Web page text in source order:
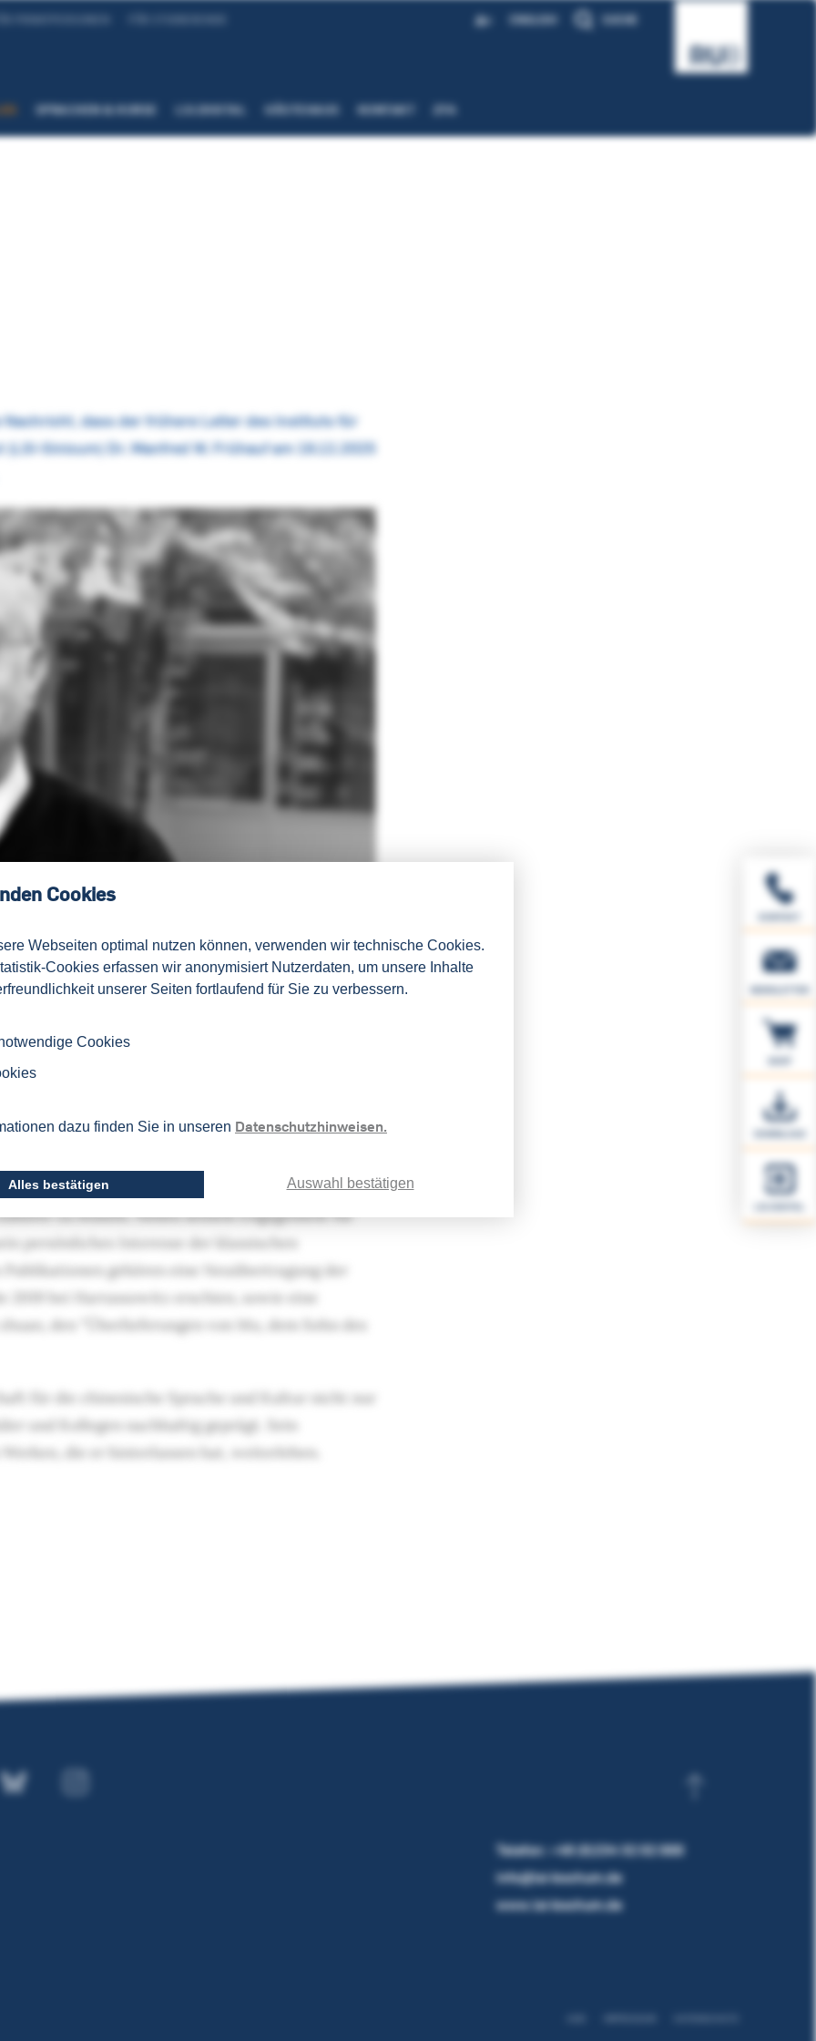
Cookies
Webseiten optimal nutzen können, verwenden wir technische Cookies.
Cookies erfassen wir anonymisiert Nutzerdaten, um unsere Inhalte
unserer Seiten fortlaufend für Sie zu verbessern.
Cookies
dazu finden Sie in unseren Datenschutzhinweisen.
Auswahl bestätigen
Alles bestätigen
AA ENGLISH
SPRACHEN & KURSE LSI.DIGITAL GÄSTEHAUS KONTAKT ZFA
dass der frühere Leiter des Instituts für
Sinicum) Dr. Manfred W. Frühauf am 19.12.2025
das LSI-Sinicum an der Ruhr-Universität Bochum,
und Mitarbeiter erinnern wir uns an seine stets
Wissen auf sinologischem Gebiet sowie an
Kollegen und Gastdozenten aus allen Teilen
Forschungstätigkeiten war er in der Lage,
zu erklären und die chinesische
Auch in vielen landeskundlichen
zu fesseln. Neben seinem Engagement für
persönliches Interesse der klassischen
gehören eine Neuübertragung der
2019 bei Harrassowitz erschien, sowie eine
den “Überlieferungen von Mu, dem Sohn des
für die chinesische Sprache und Kultur nicht nur
und Kollegen nachhaltig geprägt. Sein
die er hinterlassen hat, weiterleben.
Telefon:
+49 (0)234 32 02 000
info@lsi-bochum.de
www.lsi-bochum.de